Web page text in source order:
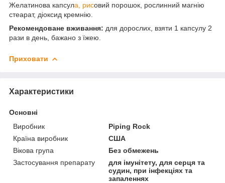
Желатинова капсула, рисовий порошок, рослинний магнію
стеарат, діоксид кремнію.
Рекомендоване вживання: для дорослих, взяти 1 капсулу 2
рази в день, бажано з їжею.
Приховати
Характеристики
Основні
Виробник
Piping Rock
Країна виробник
США
Вікова група
Без обмежень
Застосування препарату
для імунітету, для серця та
судин, при інфекціях та
запаленнях